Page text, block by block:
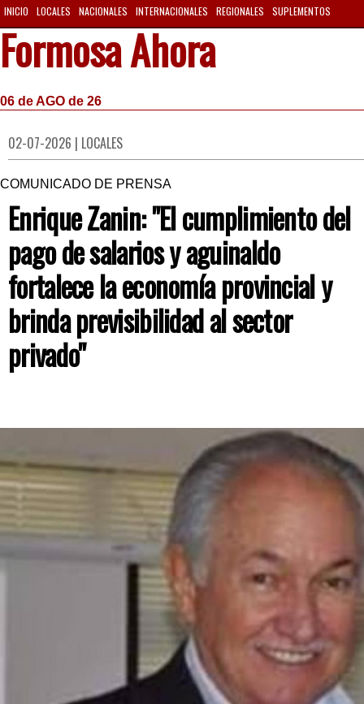
INICIO LOCALES NACIONALES INTERNACIONALES REGIONALES SUPLEMENTOS
Formosa Ahora
06 de AGO de 26
02-07-2026 | LOCALES
COMUNICADO DE PRENSA
Enrique Zanin: "El cumplimiento del
pago de salarios y aguinaldo
fortalece la economía provincial y
brinda previsibilidad al sector
privado"